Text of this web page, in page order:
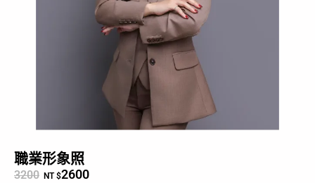
職業形象照
3200 NT $2600